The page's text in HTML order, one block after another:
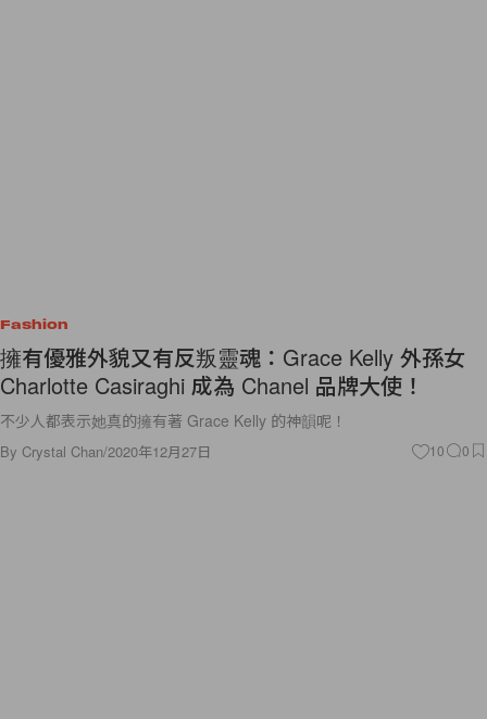
Fashion
擁有優雅外貌又有反叛靈魂：Grace Kelly 外孫女
Charlotte Casiraghi 成為 Chanel 品牌大使！
不少人都表示她真的擁有著 Grace Kelly 的神韻呢！
By Crystal Chan/2020年12月27日 10 0